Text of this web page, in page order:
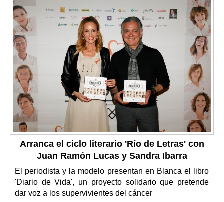
Arranca el ciclo literario 'Río de Letras' con
Juan Ramón Lucas y Sandra Ibarra
El periodista y la modelo presentan en Blanca el libro
'Diario de Vida', un proyecto solidario que pretende
dar voz a los supervivientes del cáncer